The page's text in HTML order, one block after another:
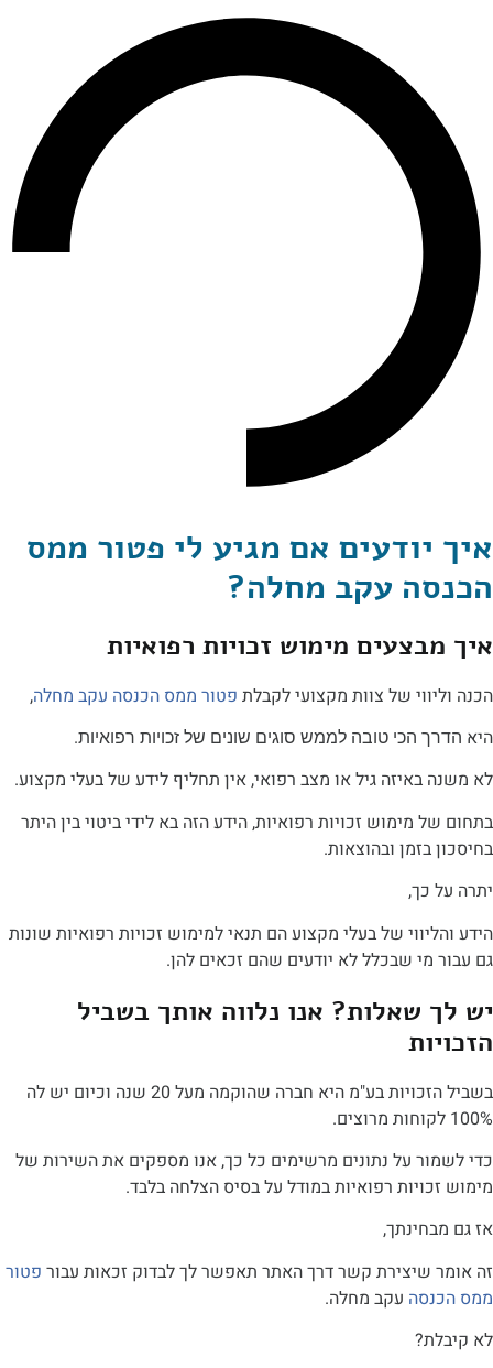
אם מגיע לי פטור ממס
עקב מחלה?
מימוש זכויות רפואיות
של צוות מקצועי לקבלתפטור ממס הכנסה עקב מחלה,
הכי טובה לממש סוגים שונים של זכויות רפואיות.
גיל או מצב רפואי, אין תחליף לידע של בעלי מקצוע.
מימוש זכויות רפואיות, הידע הזה בא לידי ביטוי בין היתר
בזמן ובהוצאות.
כך,
של בעלי מקצוע הם תנאי למימוש זכויות רפואיות שונות
שבכלל לא יודעים שהם זכאים להן.
שאלות? אנו נלווה אותך בשביל
בשביל הזכויות בע"מ היא חברה שהוקמה מעל 20 שנה וכיום יש לה
על נתונים מרשימים כל כך, אנו מספקים את השירות של
רפואיות במודל על בסיס הצלחה בלבד.
שיצירת קשר דרך האתר תאפשר לך לבדוק זכאות עבורפטור
עקב מחלה.